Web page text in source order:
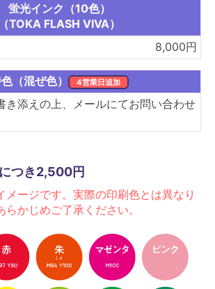
蛍光インク（10色）
（TOKA FLASH VIVA）
8,000円
（混ぜ色） 4営業日追加
き添えの上、メールにてお問い合わせ
つき2,500円
メージです。実際の印刷色とは異なり
らかじめご了承ください。